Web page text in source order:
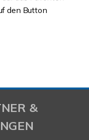
den Button
&